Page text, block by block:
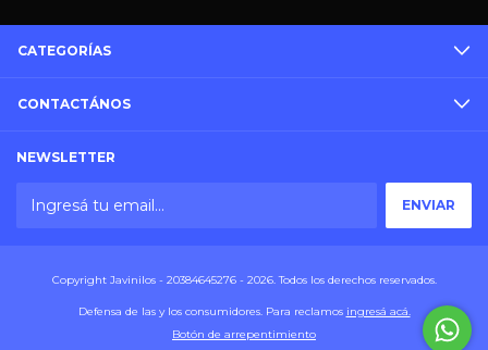
CATEGORÍAS
CONTACTÁNOS
NEWSLETTER
Copyright Javinilos - 20384645276 - 2026. Todos los derechos reservados.
Defensa de las y los consumidores. Para reclamos ingresá acá.
Botón de arrepentimiento